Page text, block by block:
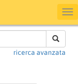
ricerca avanzata